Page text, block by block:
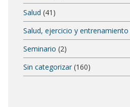
Salud (41)
Salud, ejercicio y entrenamiento
Seminario (2)
Sin categorizar (160)